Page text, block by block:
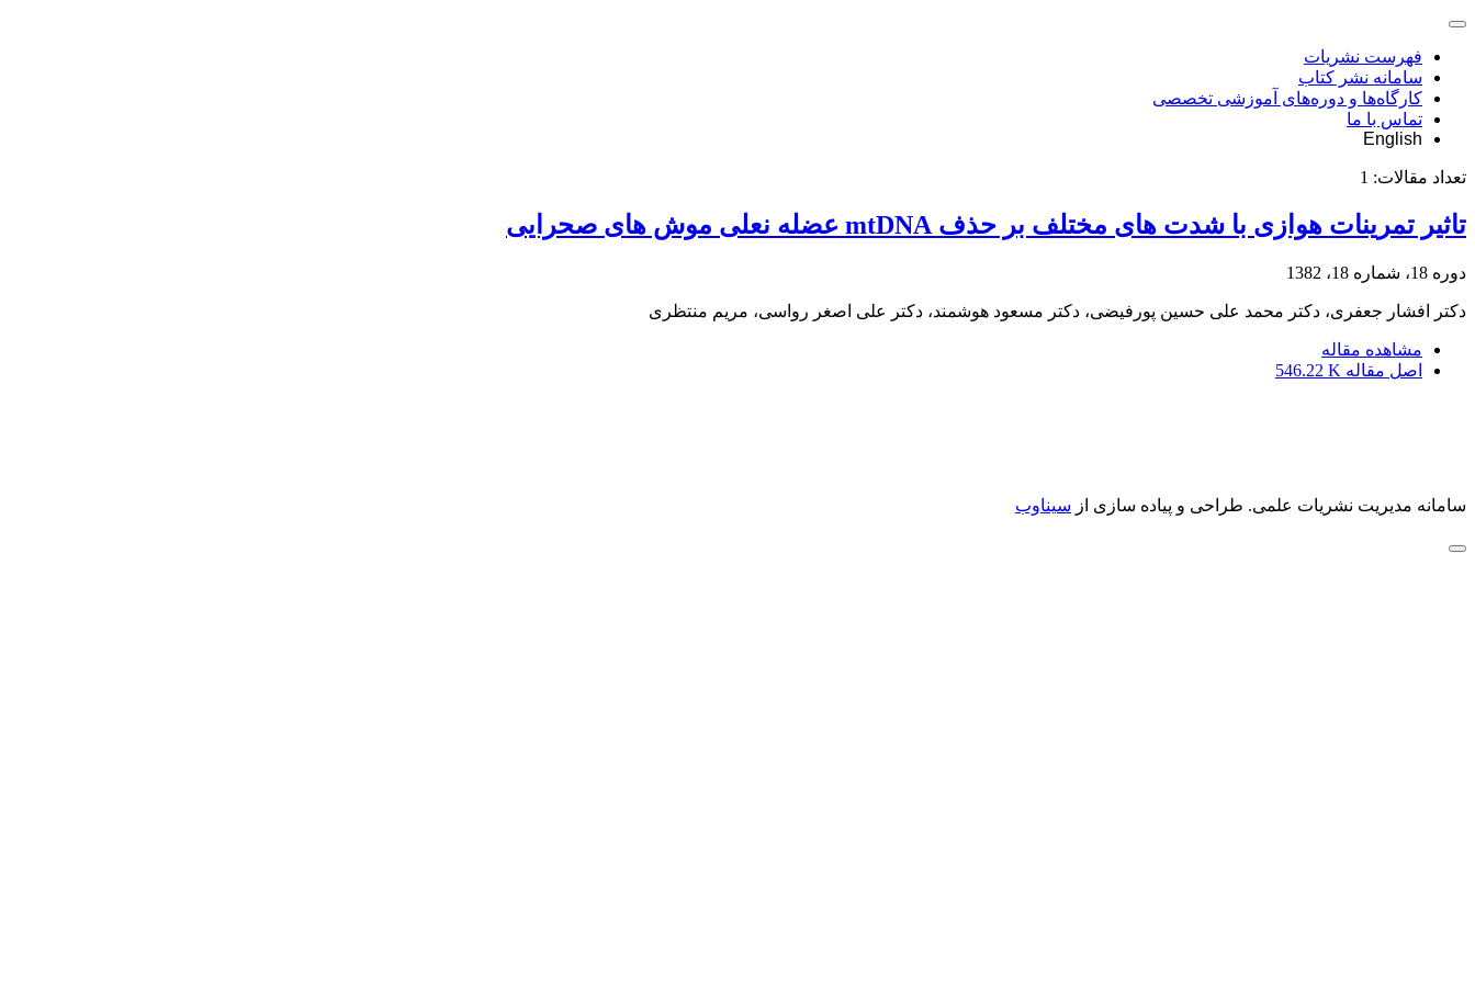
فهرست نشریات
سامانه نشر کتاب
کارگاه‌ها و دوره‌های آموزشی تخصصی
تماس با ما
English
تعداد مقالات: 1
تاثیر تمرینات هوازی با شدت های مختلف بر حذف mtDNA عضله نعلی موش های صحرایی
دوره 18، شماره 18، 1382
دکتر افشار جعفری، دکتر محمد علی حسین پورفیضی، دکتر مسعود هوشمند، دکتر علی اصغر رواسی، مریم منتظری
مشاهده مقاله
اصل مقاله 546.22 K
سامانه مدیریت نشریات علمی. طراحی و پیاده سازی از سیناوب